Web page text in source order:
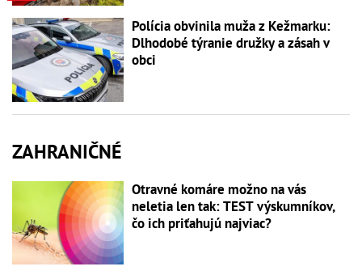
Polícia obvinila muža z Kežmarku:
Dlhodobé týranie družky a zásah v
obci
ZAHRANIČNÉ
Otravné komáre možno na vás
neletia len tak: TEST výskumníkov,
čo ich priťahujú najviac?